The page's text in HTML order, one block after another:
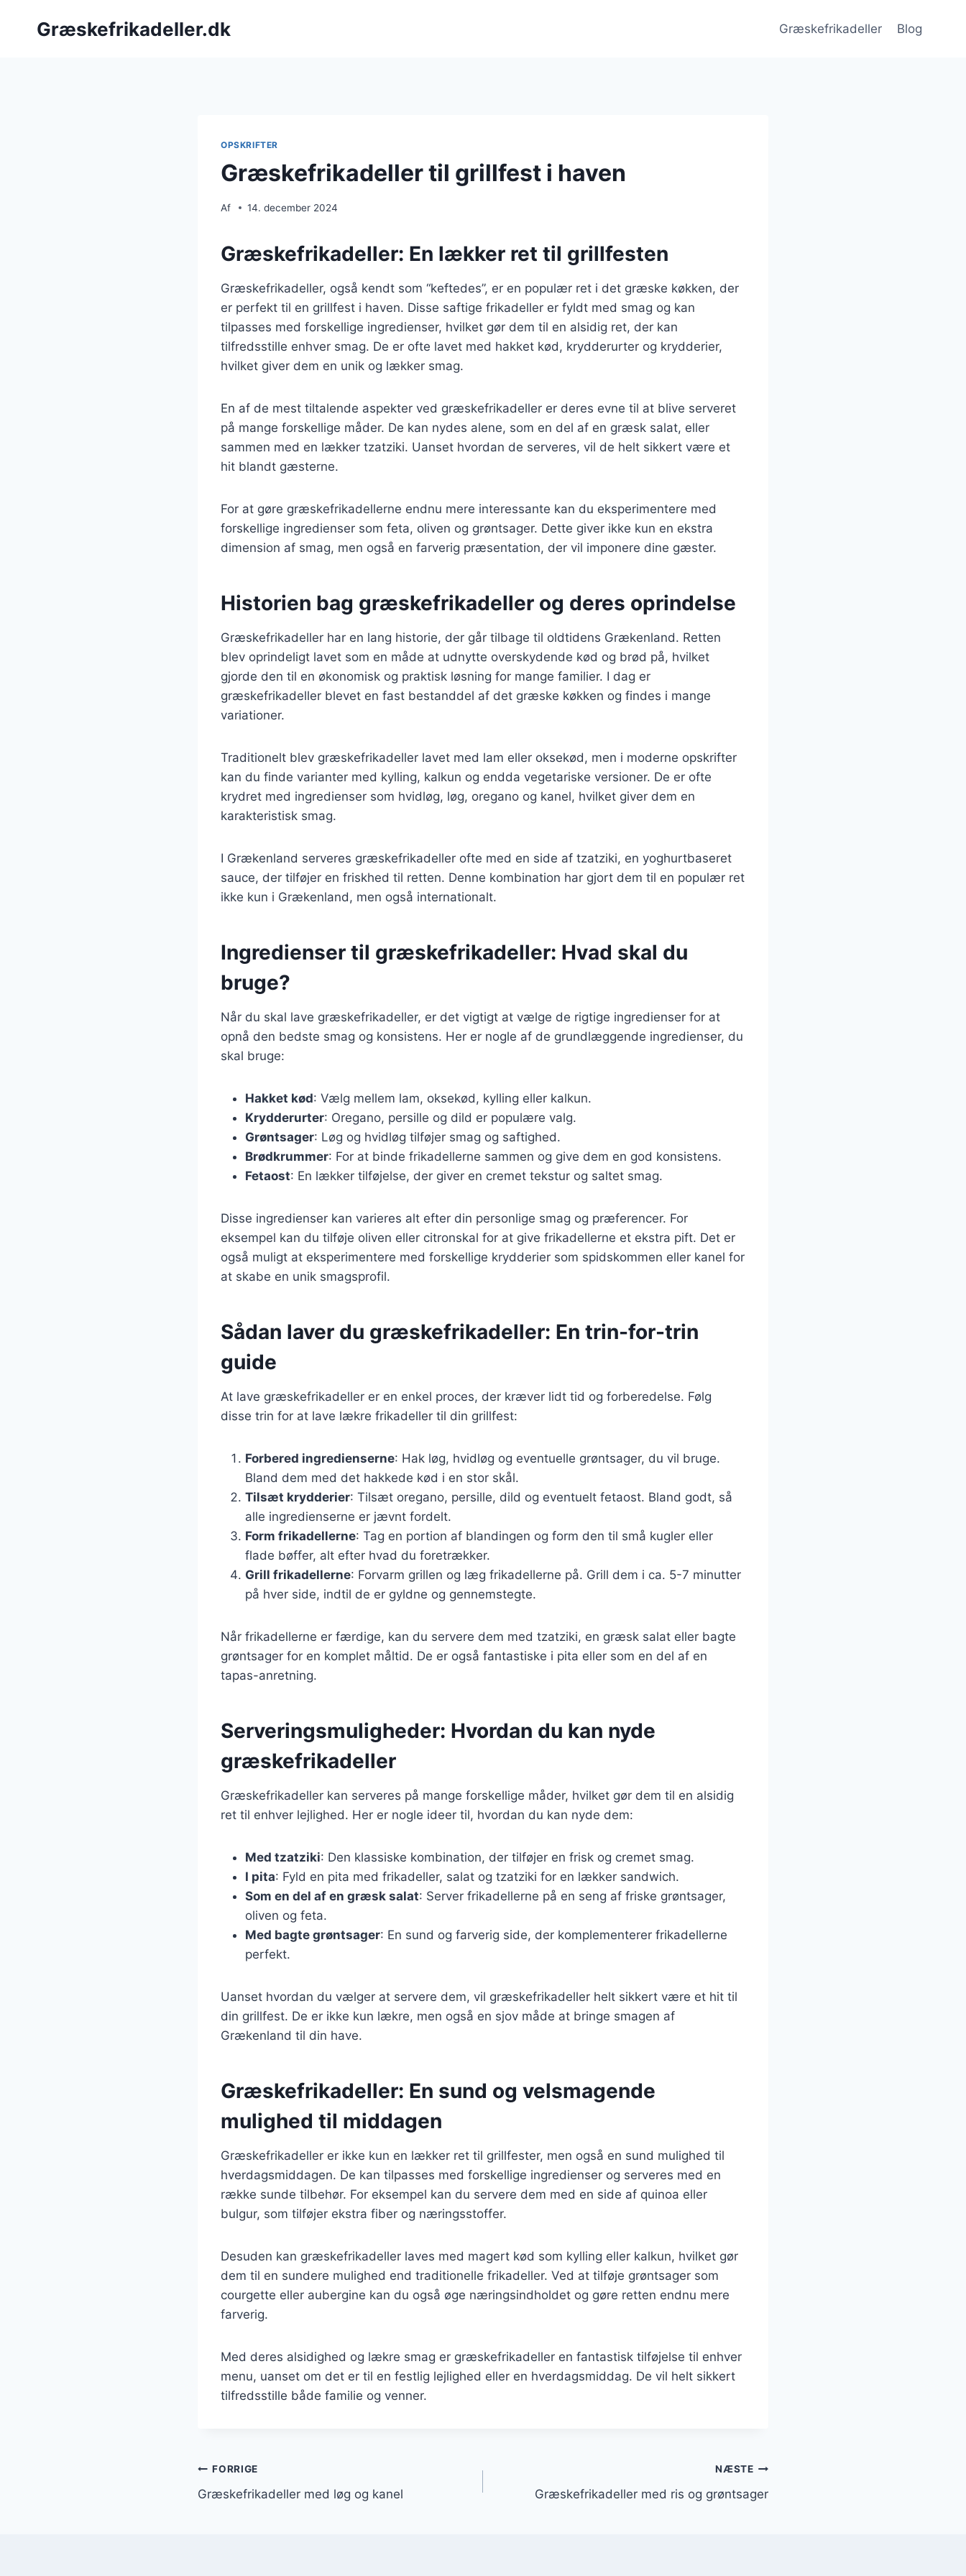
Græskefrikadeller.dk Græskefrikadeller Blog
OPSKRIFTER
Græskefrikadeller til grillfest i haven
Af 14. december 2024
Græskefrikadeller: En lækker ret til grillfesten
Græskefrikadeller, også kendt som “keftedes”, er en populær ret i det græske køkken, der
er perfekt til en grillfest i haven. Disse saftige frikadeller er fyldt med smag og kan
tilpasses med forskellige ingredienser, hvilket gør dem til en alsidig ret, der kan
tilfredsstille enhver smag. De er ofte lavet med hakket kød, krydderurter og krydderier,
hvilket giver dem en unik og lækker smag.
En af de mest tiltalende aspekter ved græskefrikadeller er deres evne til at blive serveret
på mange forskellige måder. De kan nydes alene, som en del af en græsk salat, eller
sammen med en lækker tzatziki. Uanset hvordan de serveres, vil de helt sikkert være et
hit blandt gæsterne.
For at gøre græskefrikadellerne endnu mere interessante kan du eksperimentere med
forskellige ingredienser som feta, oliven og grøntsager. Dette giver ikke kun en ekstra
dimension af smag, men også en farverig præsentation, der vil imponere dine gæster.
Historien bag græskefrikadeller og deres oprindelse
Græskefrikadeller har en lang historie, der går tilbage til oldtidens Grækenland. Retten
blev oprindeligt lavet som en måde at udnytte overskydende kød og brød på, hvilket
gjorde den til en økonomisk og praktisk løsning for mange familier. I dag er
græskefrikadeller blevet en fast bestanddel af det græske køkken og findes i mange
variationer.
Traditionelt blev græskefrikadeller lavet med lam eller oksekød, men i moderne opskrifter
kan du finde varianter med kylling, kalkun og endda vegetariske versioner. De er ofte
krydret med ingredienser som hvidløg, løg, oregano og kanel, hvilket giver dem en
karakteristisk smag.
I Grækenland serveres græskefrikadeller ofte med en side af tzatziki, en yoghurtbaseret
sauce, der tilføjer en friskhed til retten. Denne kombination har gjort dem til en populær ret
ikke kun i Grækenland, men også internationalt.
Ingredienser til græskefrikadeller: Hvad skal du
bruge?
Når du skal lave græskefrikadeller, er det vigtigt at vælge de rigtige ingredienser for at
opnå den bedste smag og konsistens. Her er nogle af de grundlæggende ingredienser, du
skal bruge:
Hakket kød: Vælg mellem lam, oksekød, kylling eller kalkun.
Krydderurter: Oregano, persille og dild er populære valg.
Grøntsager: Løg og hvidløg tilføjer smag og saftighed.
Brødkrummer: For at binde frikadellerne sammen og give dem en god konsistens.
Fetaost: En lækker tilføjelse, der giver en cremet tekstur og saltet smag.
Disse ingredienser kan varieres alt efter din personlige smag og præferencer. For
eksempel kan du tilføje oliven eller citronskal for at give frikadellerne et ekstra pift. Det er
også muligt at eksperimentere med forskellige krydderier som spidskommen eller kanel for
at skabe en unik smagsprofil.
Sådan laver du græskefrikadeller: En trin-for-trin
guide
At lave græskefrikadeller er en enkel proces, der kræver lidt tid og forberedelse. Følg
disse trin for at lave lækre frikadeller til din grillfest:
Forbered ingredienserne: Hak løg, hvidløg og eventuelle grøntsager, du vil bruge.
Bland dem med det hakkede kød i en stor skål.
Tilsæt krydderier: Tilsæt oregano, persille, dild og eventuelt fetaost. Bland godt, så
alle ingredienserne er jævnt fordelt.
Form frikadellerne: Tag en portion af blandingen og form den til små kugler eller
flade bøffer, alt efter hvad du foretrækker.
Grill frikadellerne: Forvarm grillen og læg frikadellerne på. Grill dem i ca. 5-7 minutter
på hver side, indtil de er gyldne og gennemstegte.
Når frikadellerne er færdige, kan du servere dem med tzatziki, en græsk salat eller bagte
grøntsager for en komplet måltid. De er også fantastiske i pita eller som en del af en
tapas-anretning.
Serveringsmuligheder: Hvordan du kan nyde
græskefrikadeller
Græskefrikadeller kan serveres på mange forskellige måder, hvilket gør dem til en alsidig
ret til enhver lejlighed. Her er nogle ideer til, hvordan du kan nyde dem:
Med tzatziki: Den klassiske kombination, der tilføjer en frisk og cremet smag.
I pita: Fyld en pita med frikadeller, salat og tzatziki for en lækker sandwich.
Som en del af en græsk salat: Server frikadellerne på en seng af friske grøntsager,
oliven og feta.
Med bagte grøntsager: En sund og farverig side, der komplementerer frikadellerne
perfekt.
Uanset hvordan du vælger at servere dem, vil græskefrikadeller helt sikkert være et hit til
din grillfest. De er ikke kun lækre, men også en sjov måde at bringe smagen af
Grækenland til din have.
Græskefrikadeller: En sund og velsmagende
mulighed til middagen
Græskefrikadeller er ikke kun en lækker ret til grillfester, men også en sund mulighed til
hverdagsmiddagen. De kan tilpasses med forskellige ingredienser og serveres med en
række sunde tilbehør. For eksempel kan du servere dem med en side af quinoa eller
bulgur, som tilføjer ekstra fiber og næringsstoffer.
Desuden kan græskefrikadeller laves med magert kød som kylling eller kalkun, hvilket gør
dem til en sundere mulighed end traditionelle frikadeller. Ved at tilføje grøntsager som
courgette eller aubergine kan du også øge næringsindholdet og gøre retten endnu mere
farverig.
Med deres alsidighed og lækre smag er græskefrikadeller en fantastisk tilføjelse til enhver
menu, uanset om det er til en festlig lejlighed eller en hverdagsmiddag. De vil helt sikkert
tilfredsstille både familie og venner.
Indlægsnavigation
FORRIGE
Græskefrikadeller med løg og kanel
NÆSTE
Græskefrikadeller med ris og grøntsager